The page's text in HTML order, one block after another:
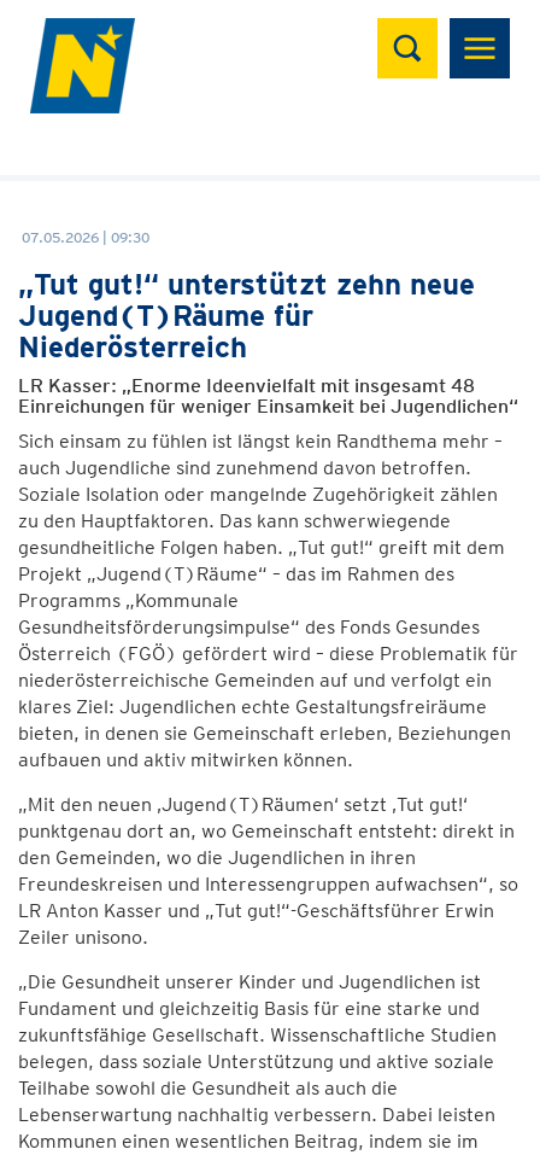
Suchen
07.05.2026 | 09:30
„Tut gut!“ unterstützt zehn neue
Jugend(T)Räume für
Niederösterreich
LR Kasser: „Enorme Ideenvielfalt mit insgesamt 48
Einreichungen für weniger Einsamkeit bei Jugendlichen“
Sich einsam zu fühlen ist längst kein Randthema mehr –
auch Jugendliche sind zunehmend davon betroffen.
Soziale Isolation oder mangelnde Zugehörigkeit zählen
zu den Hauptfaktoren. Das kann schwerwiegende
gesundheitliche Folgen haben. „Tut gut!“ greift mit dem
Projekt „Jugend(T)Räume“ – das im Rahmen des
Programms „Kommunale
Gesundheitsförderungsimpulse“ des Fonds Gesundes
Österreich (FGÖ) gefördert wird – diese Problematik für
niederösterreichische Gemeinden auf und verfolgt ein
klares Ziel: Jugendlichen echte Gestaltungsfreiräume
bieten, in denen sie Gemeinschaft erleben, Beziehungen
aufbauen und aktiv mitwirken können.
„Mit den neuen ‚Jugend(T)Räumen‘ setzt ‚Tut gut!‘
punktgenau dort an, wo Gemeinschaft entsteht: direkt in
den Gemeinden, wo die Jugendlichen in ihren
Freundeskreisen und Interessengruppen aufwachsen“, so
LR Anton Kasser und „Tut gut!“-Geschäftsführer Erwin
Zeiler unisono.
„Die Gesundheit unserer Kinder und Jugendlichen ist
Fundament und gleichzeitig Basis für eine starke und
zukunftsfähige Gesellschaft. Wissenschaftliche Studien
belegen, dass soziale Unterstützung und aktive soziale
Teilhabe sowohl die Gesundheit als auch die
Lebenserwartung nachhaltig verbessern. Dabei leisten
Kommunen einen wesentlichen Beitrag, indem sie im